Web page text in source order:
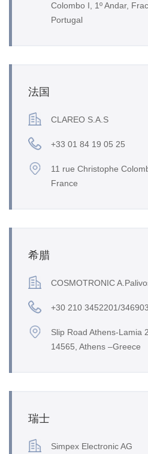
Colombo I, 1º Andar,
Portugal
法国
CLAREO S.A.S
+33 01 84 19 05 25
11 rue Christophe
France
希腊
COSMOTRONIC
+30 210 3452201/
Slip Road Athens-Lamia
14565, Athens –Greece
瑞士
Simpex Electronic AG